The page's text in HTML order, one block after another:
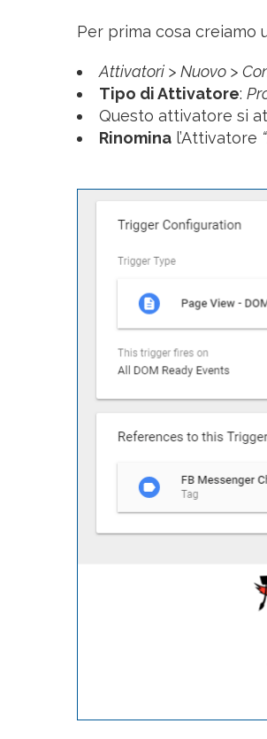
Per prima cosa creiamo
Attivatori > Nuovo >
Tipo di Attivatore:
Questo attivatore si
Rinomina l’Attivatore